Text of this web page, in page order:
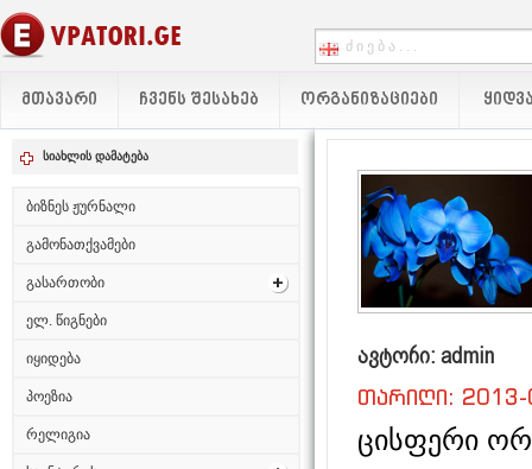
ᲛᲗᲐᲕᲐᲠᲘ ᲩᲕᲔᲜᲡ ᲨᲔᲡᲐᲮᲔᲑ ᲝᲠᲒᲐᲜᲘᲖᲐᲪᲘᲔᲑᲘ
სიახლის დამატება
ბიზნეს ჟურნალი
გამონათქვამები
გასართობი
ელ. წიგნები
იყიდება
პოეზია
რელიგია
ავტორი: admin
თარიღი:
ცისფერი